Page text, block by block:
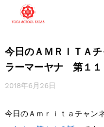
今日のＡＭＲＩＴＡ
ラーマーヤナ 第１１
2018年6月26日
今日のＡｍｒｉｔａチャン